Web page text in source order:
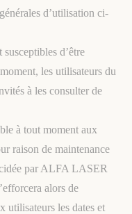
d’utilisation ci-
d’être
les utilisateurs du
à les consulter de
à tout moment aux
raison de maintenance
par ALFA LASER
alors de
utilisateurs les dates et